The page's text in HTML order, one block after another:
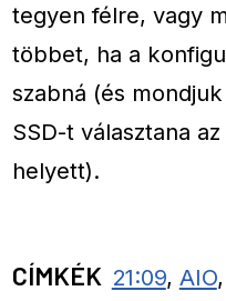
tegyen félre, vagy
többet, ha a
szabná (és
SSD-t választana
helyett).
CÍMKÉK 21:09, AIO,